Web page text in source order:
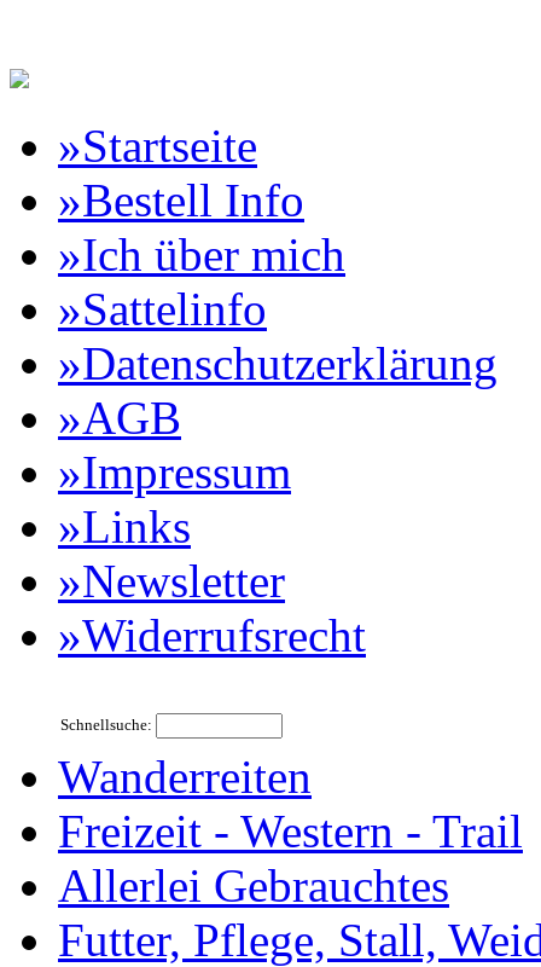
Reitartikelbörse Online
»Startseite
»Bestell Info
»Ich über mich
»Sattelinfo
»Datenschutzerklärung
»AGB
»Impressum
»Links
»Newsletter
»Widerrufsrecht
Schnellsuche:
Wanderreiten
Freizeit - Western - Trail
Allerlei Gebrauchtes
Futter, Pflege, Stall,